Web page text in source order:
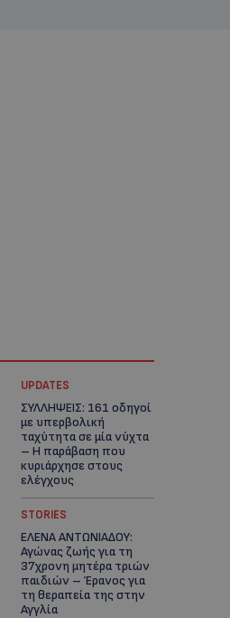
UPDATES
ΣΥΛΛΗΨΕΙΣ: 161 οδηγοί
με υπερβολική
ταχύτητα σε μία νύχτα
– Η παράβαση που
κυριάρχησε στους
ελέγχους
STORIES
ΕΛΕΝΑ ΑΝΤΩΝΙΑΔΟΥ:
Αγώνας ζωής για τη
37χρονη μητέρα τριών
παιδιών – Έρανος για
τη θεραπεία της στην
Αγγλία